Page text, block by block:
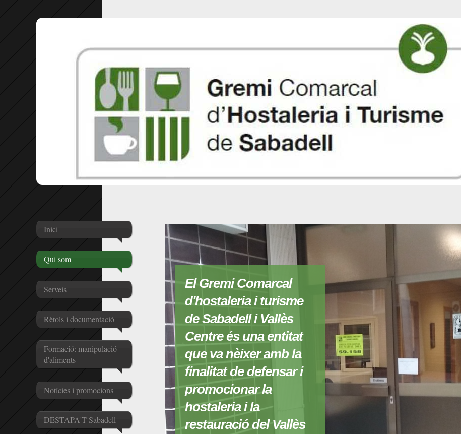
Inici
Qui som
Serveis
Rètols i documentació
Formació: manipulació
d'aliments
Notícies i promocions
DESTAPA'T Sabadell
El Gremi Comarcal
d'hostaleria i turisme
de Sabadell i Vallès
Centre és una entitat
que va nèixer amb la
finalitat de defensar i
promocionar la
hostaleria i la
restauració del Vallès